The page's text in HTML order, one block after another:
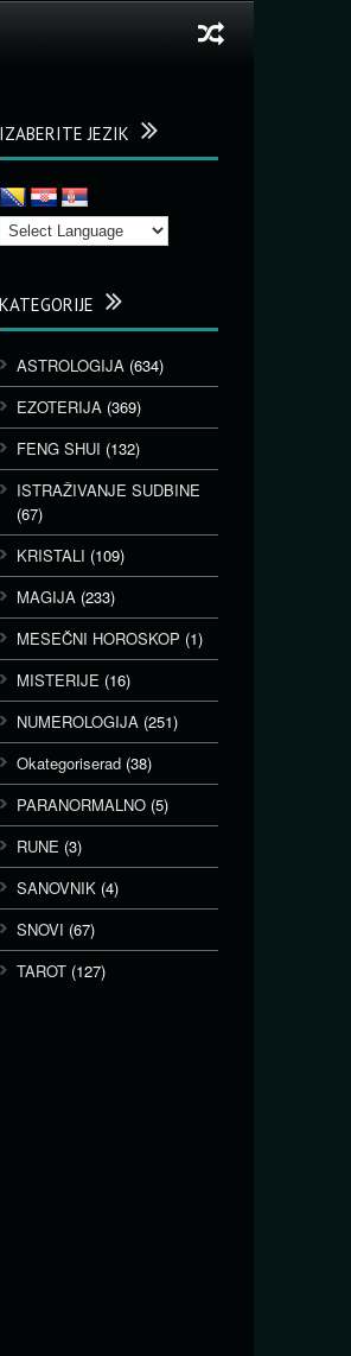
IZABERITE JEZIK
KATEGORIJE
ASTROLOGIJA (634)
EZOTERIJA (369)
FENG SHUI (132)
ISTRAŽIVANJE SUDBINE
(67)
KRISTALI (109)
MAGIJA (233)
MESEČNI HOROSKOP (1)
MISTERIJE (16)
NUMEROLOGIJA (251)
Okategoriserad (38)
PARANORMALNO (5)
RUNE (3)
SANOVNIK (4)
SNOVI (67)
TAROT (127)